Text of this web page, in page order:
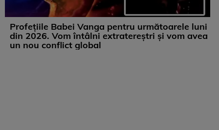
Profețiile Babei Vanga pentru următoarele luni
din 2026. Vom întâlni extratereștri și vom avea
un nou conflict global